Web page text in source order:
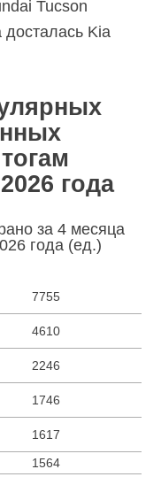
Tucson
досталась Kia
года
за 4 месяца
года (ед.)
7755
4610
2246
1746
1617
1564